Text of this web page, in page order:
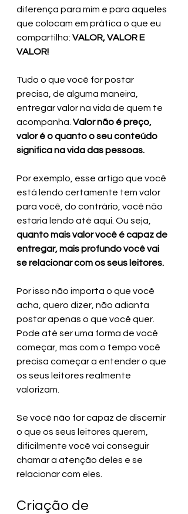
diferença para mim e para aqueles
que colocam em prática o que eu
compartilho: VALOR, VALOR E
VALOR!
Tudo o que você for postar
precisa, de alguma maneira,
entregar valor na vida de quem te
acompanha. Valor não é preço,
valor é o quanto o seu conteúdo
significa na vida das pessoas.
Por exemplo, esse artigo que você
está lendo certamente tem valor
para você, do contrário, você não
estaria lendo até aqui. Ou seja,
quanto mais valor você é capaz de
entregar, mais profundo você vai
se relacionar com os seus leitores.
Por isso não importa o que você
acha, quero dizer, não adianta
postar apenas o que você quer.
Pode até ser uma forma de você
começar, mas com o tempo você
precisa começar a entender o que
os seus leitores realmente
valorizam.
Se você não for capaz de discernir
o que os seus leitores querem,
dificilmente você vai conseguir
chamar a atenção deles e se
relacionar com eles.
Criação de